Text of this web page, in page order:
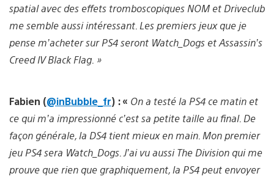
spatial avec des effets tromboscopiques NOM et Driveclub
me semble aussi intéressant. Les premiers jeux que je
pense m’acheter sur PS4 seront Watch_Dogs et Assassin’s
Creed IV Black Flag. »
Fabien (@inBubble_fr) : « On a testé la PS4 ce matin et
ce qui m’a impressionné c’est sa petite taille au final. De
façon générale, la DS4 tient mieux en main. Mon premier
jeu PS4 sera Watch_Dogs. J’ai vu aussi The Division qui me
prouve que rien que graphiquement, la PS4 peut envoyer